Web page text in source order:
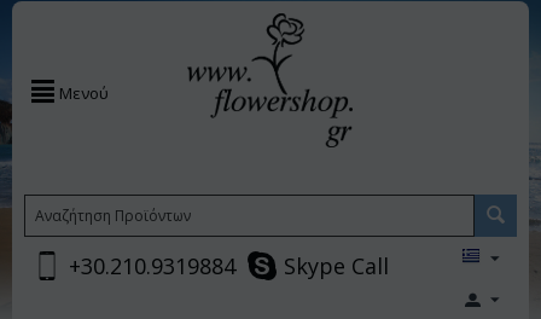
Μενού
+30.210.9319884 Skype Call